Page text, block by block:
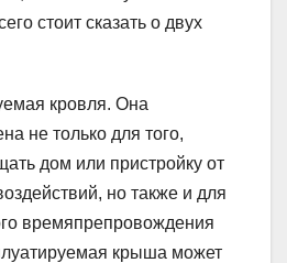
стоит сказать о двух
кровля. Она
не только для того,
дом или пристройку от
но также и для
времяпрепровождения
крыша может